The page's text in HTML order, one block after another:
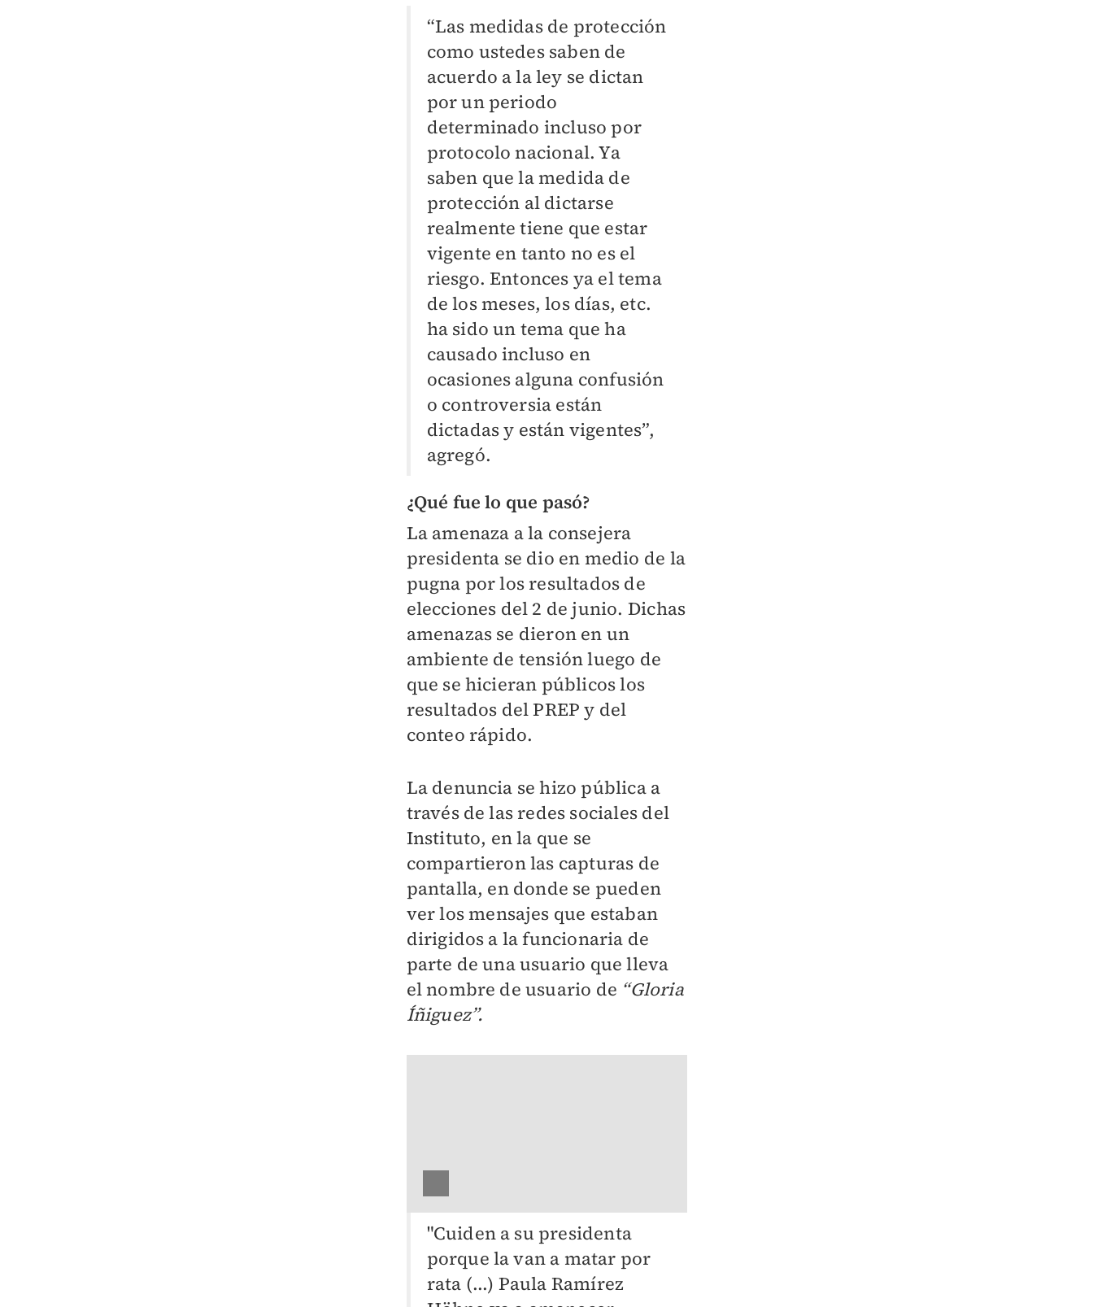
“Las medidas de protección
como ustedes saben de
acuerdo a la ley se dictan
por un periodo
determinado incluso por
protocolo nacional. Ya
saben que la medida de
protección al dictarse
realmente tiene que estar
vigente en tanto no es el
riesgo. Entonces ya el tema
de los meses, los días, etc.
ha sido un tema que ha
causado incluso en
ocasiones alguna confusión
o controversia están
dictadas y están vigentes”,
agregó.
¿Qué fue lo que pasó?
La amenaza a la consejera
presidenta se dio en medio de la
pugna por los resultados de
elecciones del 2 de junio. Dichas
amenazas se dieron en un
ambiente de tensión luego de
que se hicieran públicos los
resultados del PREP y del
conteo rápido.
La denuncia se hizo pública a
través de las redes sociales del
Instituto, en la que se
compartieron las capturas de
pantalla, en donde se pueden
ver los mensajes que estaban
dirigidos a la funcionaria de
parte de una usuario que lleva
el nombre de usuario de “Gloria
Íñiguez”.
"Cuiden a su presidenta
porque la van a matar por
rata (...) Paula Ramírez